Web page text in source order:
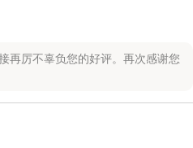
再厉不辜负您的好评。再次感谢您